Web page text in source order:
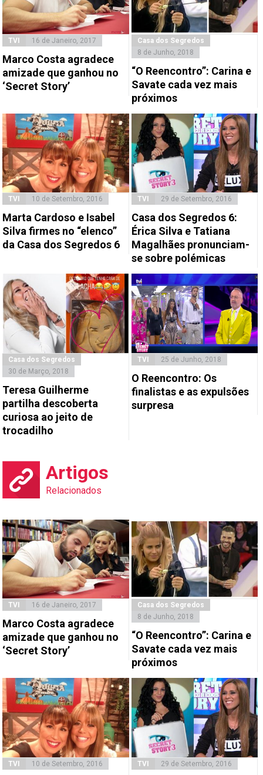
TVI 16 de Janeiro, 2017
Marco Costa agradece
amizade que ganhou no
‘Secret Story’
Casa dos Segredos
8 de Junho, 2018
“O Reencontro”: Carina e
Savate cada vez mais
próximos
TVI 10 de Setembro, 2016
Marta Cardoso e Isabel
Silva firmes no “elenco”
da Casa dos Segredos 6
TVI 29 de Setembro, 2016
Casa dos Segredos 6:
Érica Silva e Tatiana
Magalhães pronunciam-
se sobre polémicas
Casa dos Segredos
30 de Março, 2018
Teresa Guilherme
partilha descoberta
curiosa ao jeito de
trocadilho
TVI 25 de Junho, 2018
O Reencontro: Os
finalistas e as expulsões
surpresa
Artigos
Relacionados
TVI 16 de Janeiro, 2017
Marco Costa agradece
amizade que ganhou no
‘Secret Story’
Casa dos Segredos
8 de Junho, 2018
“O Reencontro”: Carina e
Savate cada vez mais
próximos
TVI 10 de Setembro, 2016 TVI 29 de Setembro, 2016